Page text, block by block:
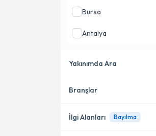
Bursa
Antalya
Yakınımda Ara
Konumuma yakın uzmanları
Branşlar
İlgi Alanları Bayılma